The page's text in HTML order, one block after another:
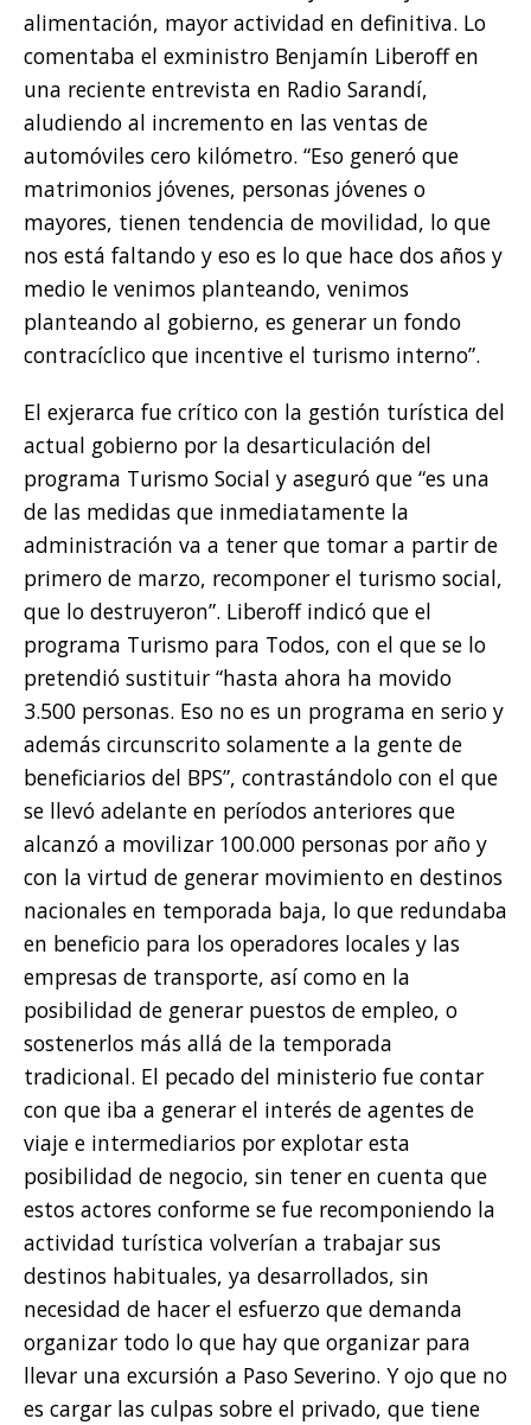
alimentación, mayor actividad en definitiva. Lo
comentaba el exministro Benjamín Liberoff en
una reciente entrevista en Radio Sarandí,
aludiendo al incremento en las ventas de
automóviles cero kilómetro. “Eso generó que
matrimonios jóvenes, personas jóvenes o
mayores, tienen tendencia de movilidad, lo que
nos está faltando y eso es lo que hace dos años y
medio le venimos planteando, venimos
planteando al gobierno, es generar un fondo
contracíclico que incentive el turismo interno”.
El exjerarca fue crítico con la gestión turística del
actual gobierno por la desarticulación del
programa Turismo Social y aseguró que “es una
de las medidas que inmediatamente la
administración va a tener que tomar a partir de
primero de marzo, recomponer el turismo social,
que lo destruyeron”. Liberoff indicó que el
programa Turismo para Todos, con el que se lo
pretendió sustituir “hasta ahora ha movido
3.500 personas. Eso no es un programa en serio y
además circunscrito solamente a la gente de
beneficiarios del BPS”, contrastándolo con el que
se llevó adelante en períodos anteriores que
alcanzó a movilizar 100.000 personas por año y
con la virtud de generar movimiento en destinos
nacionales en temporada baja, lo que redundaba
en beneficio para los operadores locales y las
empresas de transporte, así como en la
posibilidad de generar puestos de empleo, o
sostenerlos más allá de la temporada
tradicional. El pecado del ministerio fue contar
con que iba a generar el interés de agentes de
viaje e intermediarios por explotar esta
posibilidad de negocio, sin tener en cuenta que
estos actores conforme se fue recomponiendo la
actividad turística volverían a trabajar sus
destinos habituales, ya desarrollados, sin
necesidad de hacer el esfuerzo que demanda
organizar todo lo que hay que organizar para
llevar una excursión a Paso Severino. Y ojo que no
es cargar las culpas sobre el privado, que tiene